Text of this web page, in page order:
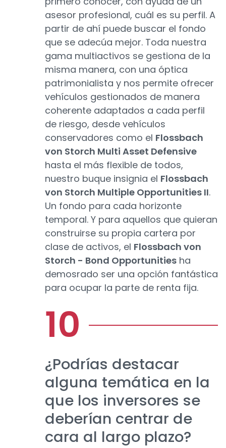
asesor profesional, cuál es su perfil. A
partir de ahí puede buscar el fondo
que se adecúa mejor. Toda nuestra
gama multiactivos se gestiona de la
misma manera, con una óptica
patrimonialista y nos permite ofrecer
vehículos gestionados de manera
coherente adaptados a cada perfil
de riesgo, desde vehículos
conservadores como el Flossbach
von Storch Multi Asset Defensive
hasta el más flexible de todos,
nuestro buque insignia el Flossbach
von Storch Multiple Opportunities II.
Un fondo para cada horizonte
temporal. Y para aquellos que quieran
construirse su propia cartera por
clase de activos, el Flossbach von
Storch - Bond Opportunities ha
demosrado ser una opción fantástica
para ocupar la parte de renta fija.
¿Podrías destacar
alguna temática en la
que los inversores se
deberían centrar de
cara al largo plazo?